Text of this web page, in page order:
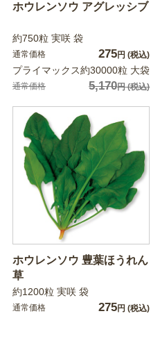
ホウレンソウ アグレッシブ
約750粒 実咲 袋
通常価格 275円 (税込)
プライマックス約30000粒 大袋
通常価格 5,170円(税込)
ホウレンソウ 豊葉ほうれん
草
約1200粒 実咲 袋
通常価格 275円 (税込)